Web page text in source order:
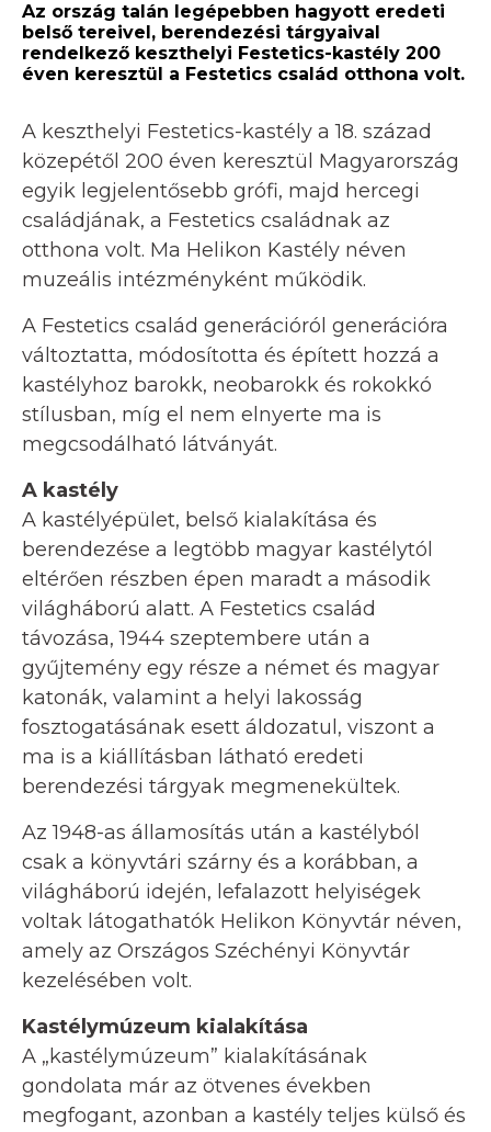
Az ország talán legépebben hagyott eredeti
belső tereivel, berendezési tárgyaival
rendelkező keszthelyi Festetics-kastély 200
éven keresztül a Festetics család otthona volt.
A keszthelyi Festetics-kastély a 18. század
közepétől 200 éven keresztül Magyarország
egyik legjelentősebb grófi, majd hercegi
családjának, a Festetics családnak az
otthona volt. Ma Helikon Kastély néven
muzeális intézményként működik.
A Festetics család generációról generációra
változtatta, módosította és épített hozzá a
kastélyhoz barokk, neobarokk és rokokkó
stílusban, míg el nem elnyerte ma is
megcsodálható látványát.
A kastély
A kastélyépület, belső kialakítása és
berendezése a legtöbb magyar kastélytól
eltérően részben épen maradt a második
világháború alatt. A Festetics család
távozása, 1944 szeptembere után a
gyűjtemény egy része a német és magyar
katonák, valamint a helyi lakosság
fosztogatásának esett áldozatul, viszont a
ma is a kiállításban látható eredeti
berendezési tárgyak megmenekültek.
Az 1948-as államosítás után a kastélyból
csak a könyvtári szárny és a korábban, a
világháború idején, lefalazott helyiségek
voltak látogathatók Helikon Könyvtár néven,
amely az Országos Széchényi Könyvtár
kezelésében volt.
Kastélymúzeum kialakítása
A „kastélymúzeum” kialakításának
gondolata már az ötvenes években
megfogant, azonban a kastély teljes külső és